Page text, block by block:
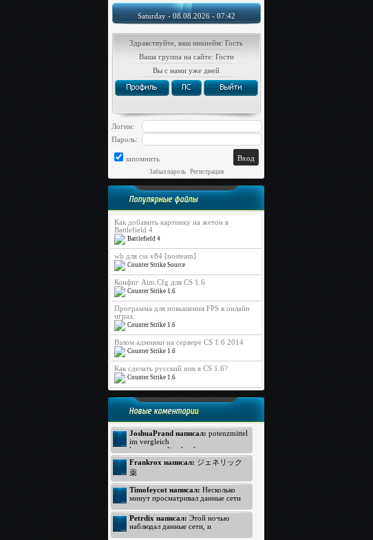
Saturday - 08.08.2026 - 07:42
Здравствуйте, ваш никнейм: Гость
Ваша группа на сайте: Гости
Вы с нами уже дней
Логин:
Пароль:
запомнить
Забыл пароль| Регистрация
Популярные файлы
Как добавить картинку на жетон в
Battlefield 4
Battlefield 4
wh для css v84 [nosteam]
Counter Strike Source
Конфиг Aim.Cfg для CS 1.6
Counter Strike 1.6
Программа для повышения FPS в онлайн
играх.
Counter Strike 1.6
Взлом админки на сервере CS 1.6 2014
Counter Strike 1.6
Как сделать русский ник в CS 1.6?
Counter Strike 1.6
Новые коментарии
JoshuaPrand написал: potenzmittel
im vergleich
kamagra online kaufen
Viagra Generica ohne Rezept
https://www.rezeptfrei-viagra.com -
pde hemmer
generika apotheke
Kamagra ohne Rezept
Frankrox написал: ジェネリック
薬
ジェネリック バイアグラ
バイアグラ 価格
http://www.kokun.net/offers/orlistat -
オルリスタット
ジェネリック
ジェネリック
Timofeycot написал: Несколько
минут просматривал данные сети
удивлению открыл прелестный
вебсайт. Посмотрите: http://lmp-
174.biz - лмп174 . Для меня
Petrdix написал: Этой ночью
наблюдал данные сети, и